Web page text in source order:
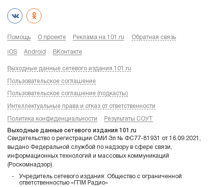
Помощь О проекте Реклама на 101.ru Обратная связь
iOS Android ВКонтакте
Выходные данные сетевого издания 101.ru
Пользовательское соглашение
Пользовательское соглашение (подкасты)
Интеллектуальные права и отказ от ответственности
Политика конфиденциальности Результаты СОУТ
Выходные данные сетевого издания 101.ru
Свидетельство о регистрации СМИ Эл № ФС77-81931 от 16.09.2021,
выдано Федеральной службой по надзору в сфере связи,
информационных технологий и массовых коммуникаций
(Роскомнадзор).
Учредитель сетевого издания: Общество с ограниченной
ответственностью «ГПМ Радио»